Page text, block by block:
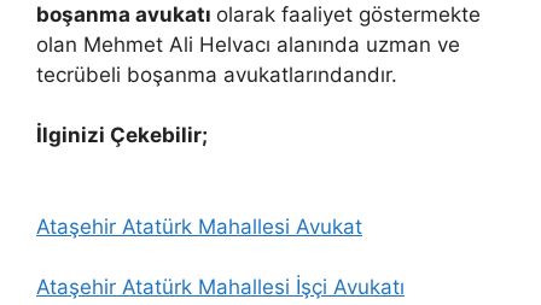
boşanma avukatı olarak faaliyet göstermekte
olan Mehmet Ali Helvacı alanında uzman ve
tecrübeli boşanma avukatlarındandır.
İlginizi Çekebilir;
Ataşehir Atatürk Mahallesi Avukat
Ataşehir Atatürk Mahallesi İşçi Avukatı